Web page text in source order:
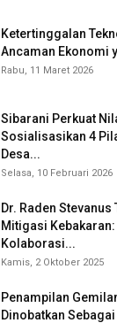
Ketertinggalan
Ancaman Ekonomi
Rabu, 11 Maret 2026
Sibarani Perkuat
Sosialisasikan 4
Desa...
Selasa, 10 Februari 2026
Dr. Raden Stevanus
Mitigasi
Kolaborasi...
Kamis, 2 Oktober 2025
Penampilan
Dinobatkan